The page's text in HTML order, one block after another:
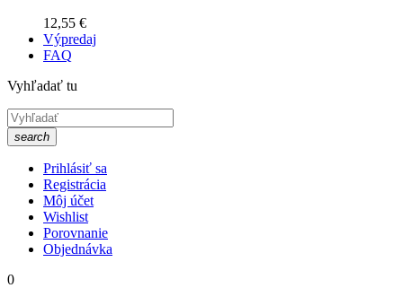
12,55 €
Výpredaj
FAQ
Vyhľadať tu
search
Prihlásiť sa
Registrácia
Môj účet
Wishlist
Porovnanie
Objednávka
0